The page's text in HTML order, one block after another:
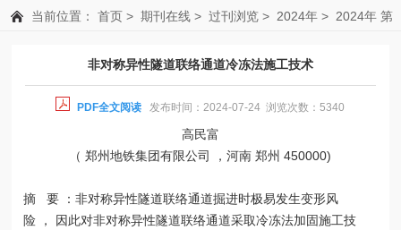
当前位置： 首页 > 期刊在线 > 过刊浏览 > 2024年 > 2024年 第
非对称异性隧道联络通道冷冻法施工技术
PDF全文阅读 发布时间：2024-07-24 浏览次数：5340
高民富
（ 郑州地铁集团有限公司 ，河南 郑州 450000)
摘 要 ：非对称异性隧道联络通道掘进时极易发生变形风
险 ， 因此对非对称异性隧道联络通道采取冷冻法加固施工技